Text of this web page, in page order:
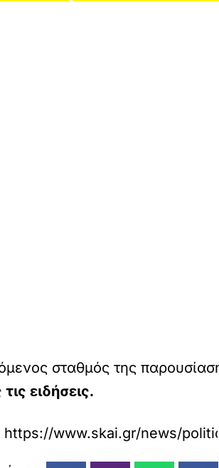
σταθμός της
ειδήσεις.
https://www.skai.gr/news/